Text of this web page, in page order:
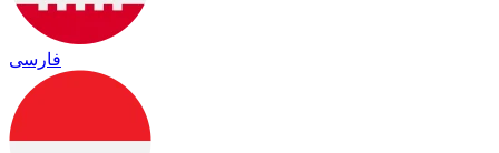
فارسی